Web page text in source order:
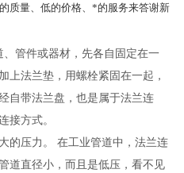
质量、低的价格、*的服务来答谢新
管件或器材，先各自固定在一
上法兰垫，用螺栓紧固在一起，
自带法兰盘，也是属于法兰连
接方式。
的压力。 在工业管道中，法兰连
道直径小，而且是低压，看不见